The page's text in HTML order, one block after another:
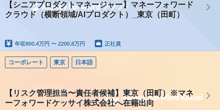
【シニアプロダクトマネージャー】マネーフォワード
クラウド（横断領域/AIプロダクト）_東京（田町）
年収800.4万円 〜 2200.8万円 正社員
コーポレート 東京 日本語
【リスク管理担当〜責任者候補】東京（田町）※マネ
ーフォワードケッサイ株式会社へ在籍出向